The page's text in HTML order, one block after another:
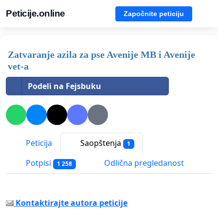
Peticije.online Započnite peticiju
Zatvaranje azila za pse Avenije MB i Avenije
vet-a
Podeli na Fejsbuku
Peticija Saopštenja 1
Potpisi 1 258 Odlična pregledanost
Kontaktirajte autora peticije